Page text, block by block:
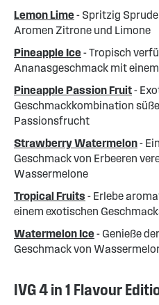
Lemon Lime- Spritzig
Aromen Zitrone und Limone
Pineapple Ice- Tropisch
Ananasgeschmack mit
Pineapple Passion Fruit-
Geschmackkombination
Passionsfrucht
Strawberry Watermelon-
Geschmack von Erbeeren
Wassermelone
Tropical Fruits - Erlebe
einem exotischen
Watermelon Ice- Genieße
Geschmack von
IVG 4 in 1 Flavour